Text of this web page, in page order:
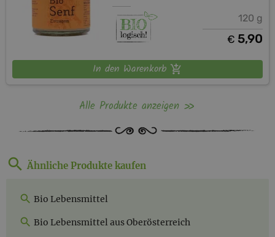
120 g
€ 5,90
In den Warenkorb
Alle Produkte anzeigen
Ähnliche Produkte kaufen
Bio Lebensmittel
Bio Lebensmittel aus Oberösterreich